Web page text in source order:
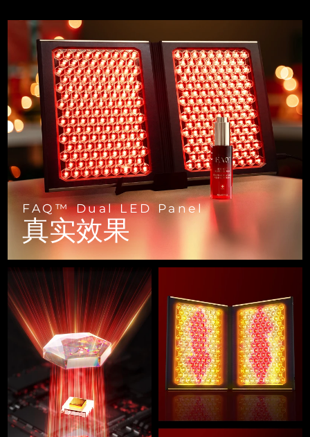
FAQ™ Dual LED Panel
真实效果
LUNA™ 4 mini
For young skin, T-zone
LUNA™ 4 go
For travel or gym bag
LUNA™ 护肤
Premium cleansers & balm
LUNA™ 设备
All facial cleansing devices
面部提拉护理
Premium anti-aging skincare
BEAR™ 设备
All premium facelift devices
Near-infrared and red light therapy
device
UFO™ 3 mini
Red light therapy device for young skin
UFO™ 3 go
Portable red light therapy
面膜
Rejuvenation & hydration
UFO™ 设备
All deep facial hydration devices
Smart hybrid silicone sonic toothbrush
issa™ 4 smile
Hybrid silicone sonic toothbrush
issa™ 4 baby
For ages 0-3
issa™ Teeth Whitening Set
Dual LED + sonic device & 18% PAP gel
ISSA™ 设备
All silicone sonic toothbrushes
抗老
FAQ™ 101
Clinical anti-aging
FAQ™ 102
Advanced clinical anti-aging
FAQ™ 103
Luxurious clinical anti-aging set
FAQ™ P1 Primer
Manuka honey primer
FAQ™护肤品
All FAQ™ skincare
FAQ™产品
All anti-aging treatments
LED治疗
FAQ™ 201
LED mask
FAQ™ 202
LED mask
FAQ™ 211
Anti-aging neck & décolleté LED mask
FAQ™ 221
Anti-aging LED hand mask
FAQ™护肤品
All FAQ™ skincare
FAQ™产品
All LED treatments
生发
FAQ™ 301
LED hair strengthening scalp massager
FAQ™ Scalp Serum
Scalp recovery probiotic serum
FAQ™护肤品
All FAQ™ skincare
FAQ™产品
All hair treatments
肌肤年轻化
NEW
FAQ™ 501
Full-Spectrum Red Light Therapy
FAQ™ 502
Full-Spectrum Red Light Therapy
FAQ™ Red Light Serum
FAQ™ skincare
All FAQ™ skincare
FAQ™ products
保健品
专业治疗
脱毛
PEACH™ 2 Pro Max
Professional IPL hair removal device
PEACH™ 2
身体护理
BEAR™ 2 body
Microcurrent body toning
LUNA™ 4 body
痘肌护理 眼部护理
智利
中国 预计送达日期 8/9/26
哥伦比亚 预计送达日期8/13/26
克罗地亚 预计送达日期8/9/26
塞浦路斯 预计送达日期8/10/26
预计送达日期
丹麦 预计送达日期
爱沙尼亚 预计送达日期8/9/26
芬兰
法国 预计送达日期8/9/26
法属波利尼西亚 预计送达日期8/13/26
德国 预计送达日期8/9/26
直布罗陀 预计送达日期8/13/26